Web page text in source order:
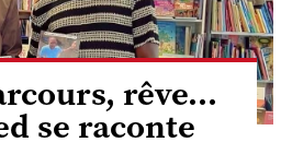
rêve...
se raconte